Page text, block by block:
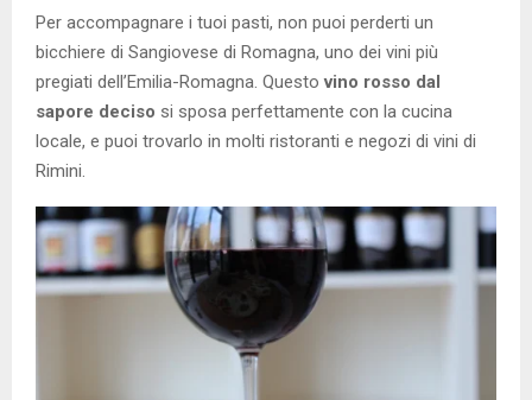
Per accompagnare i tuoi pasti, non puoi perderti un
bicchiere di Sangiovese di Romagna, uno dei vini più
pregiati dell’Emilia-Romagna. Questovino rosso dal
sapore deciso si sposa perfettamente con la cucina
locale, e puoi trovarlo in molti ristoranti e negozi di vini di
Rimini.